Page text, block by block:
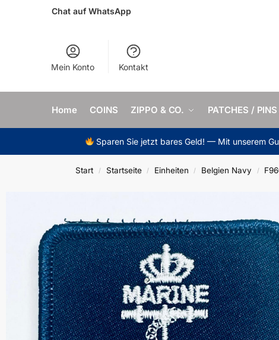
Chat auf WhatsApp
Mein Konto Kontakt
Home COINS ZIPPO & CO. PATCHES /
Sparen Sie jetzt bares Geld! — Mit unserem
Start / Startseite / Einheiten / Belgien Navy /